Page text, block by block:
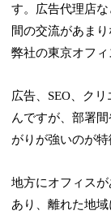
す。広告代理店
間の交流があま
弊社の東京オフィ
広告、SEO、ク
んですが、部署
がりが強いのが特
地方にオフィス
あり、離れた地